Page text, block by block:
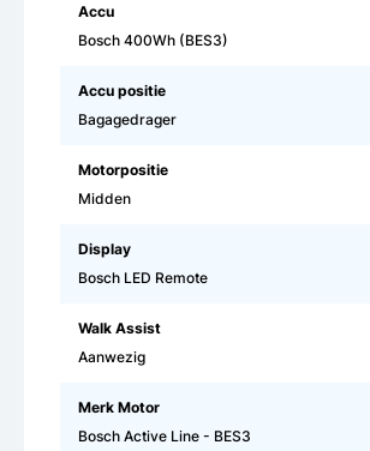
Accu
Bosch 400Wh (BES3)
Accu positie
Bagagedrager
Motorpositie
Midden
Display
Bosch LED Remote
Walk Assist
Aanwezig
Merk Motor
Bosch Active Line - BES3